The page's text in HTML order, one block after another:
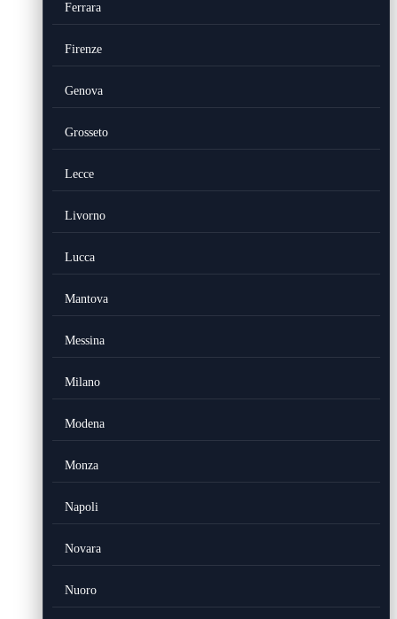
Ferrara
Firenze
Genova
Grosseto
Lecce
Livorno
Lucca
Mantova
Messina
Milano
Modena
Monza
Napoli
Novara
Nuoro